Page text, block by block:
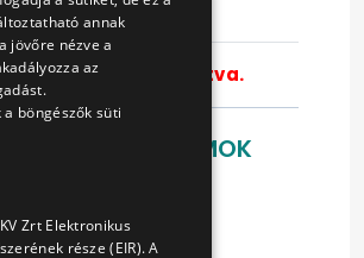
14:22:36
határidő elhalasztva.
DOKUMENTUMOK
leírás
annak
jövőre nézve a
az
böngészők süti
Zrt Elektronikus
része (EIR). A